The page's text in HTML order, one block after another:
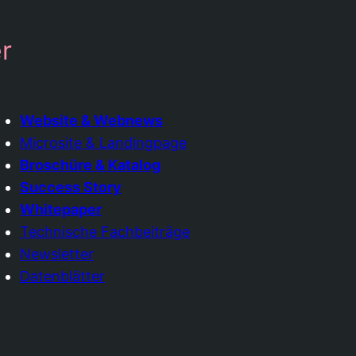
Website & Webnews
Microsite & Landingpage
Broschüre & Katalog
Success Story
Whitepaper
Technische Fachbeiträge
Newsletter
Datenblätter